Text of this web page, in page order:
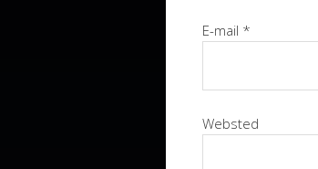
E-mail *
Websted